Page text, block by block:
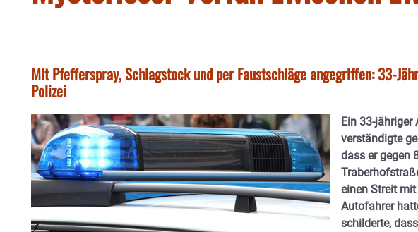
Mit Pfefferspray, Schlagstock und per Faustschläge angegriffen: 33-
Polizei
Ein 33-jähriger
verständigte
dass er gegen
einen Streit
Autofahrer
schilderte,